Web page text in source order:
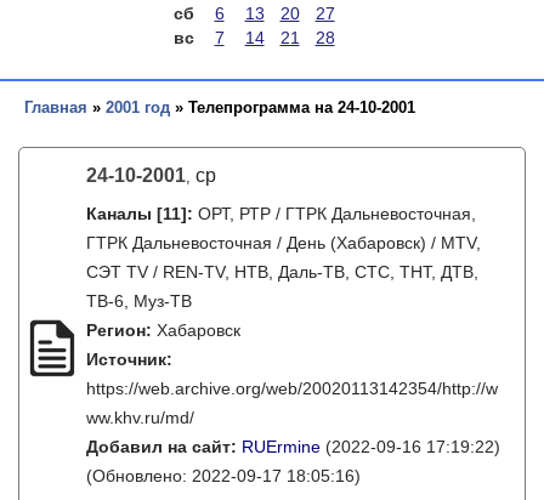
сб
6 13 20
27
вс
7 14 21 28
Главная » 2001 год » Телепрограмма на 24-10-2001
24-10-2001, ср
Каналы [11]: ОРТ, РТР / ГТРК Дальневосточная,
ГТРК Дальневосточная / День (Хабаровск) / MTV,
СЭТ TV / REN-TV, НТВ, Даль-ТВ, СТС, ТНТ, ДТВ,
ТВ-6, Муз-ТВ
Регион: Хабаровск
Источник:
https://web.archive.org/web/20020113142354/http://w
ww.khv.ru/md/
Добавил на сайт: RUErmine (2022-09-16 17:19:22)
(Обновлено: 2022-09-17 18:05:16)